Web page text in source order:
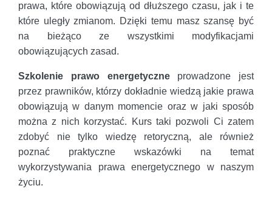
prawa, które obowiązują od dłuższego czasu, jak i te
które uległy zmianom. Dzięki temu masz szansę być
na bieżąco ze wszystkimi modyfikacjami
obowiązujących zasad.
Szkolenie prawo energetyczneprowadzone jest
przez prawników, którzy dokładnie wiedzą jakie prawa
obowiązują w danym momencie oraz w jaki sposób
można z nich korzystać. Kurs taki pozwoli Ci zatem
zdobyć nie tylko wiedzę retoryczną, ale również
poznać praktyczne wskazówki na temat
wykorzystywania prawa energetycznego w naszym
życiu.